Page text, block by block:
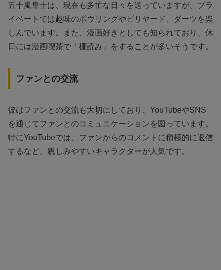
五十嵐隼士は、現在も多忙な日々を送っていますが、プラ
イベートでは趣味のボウリングやビリヤード、ダーツを楽
しんでいます。また、漫画好きとしても知られており、休
日には漫画喫茶で「棚読み」をすることが多いそうです。
ファンとの交流
彼はファンとの交流も大切にしており、YouTubeやSNS
を通じてファンとのコミュニケーションを図っています。
特にYouTubeでは、ファンからのコメントに積極的に返信
するなど、親しみやすいキャラクターが人気です。